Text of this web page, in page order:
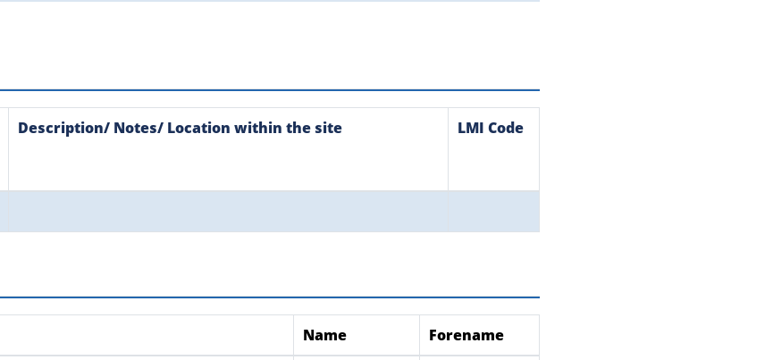
Description/ Notes/ Location within the site LMI Code
Name Forename